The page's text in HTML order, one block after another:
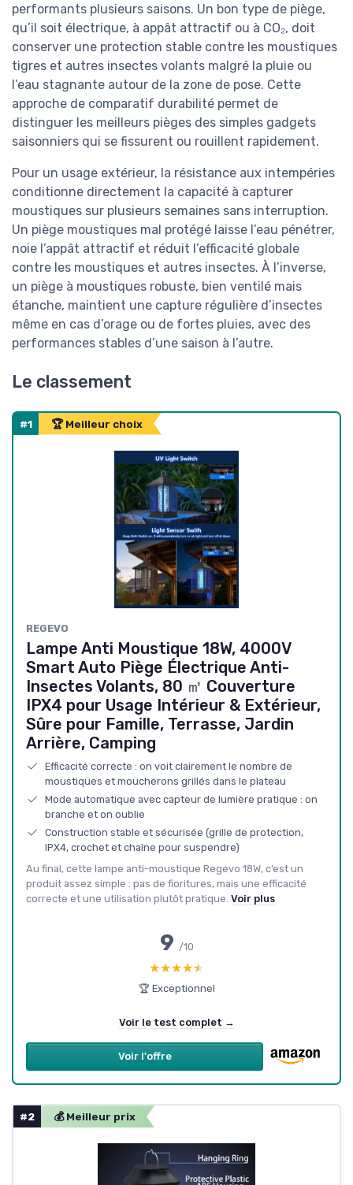
performants plusieurs saisons. Un bon type de piège,
qu’il soit électrique, à appât attractif ou à CO₂, doit
conserver une protection stable contre les moustiques
tigres et autres insectes volants malgré la pluie ou
l’eau stagnante autour de la zone de pose. Cette
approche de comparatif durabilité permet de
distinguer les meilleurs pièges des simples gadgets
saisonniers qui se fissurent ou rouillent rapidement.
Pour un usage extérieur, la résistance aux intempéries
conditionne directement la capacité à capturer
moustiques sur plusieurs semaines sans interruption.
Un piège moustiques mal protégé laisse l’eau pénétrer,
noie l’appât attractif et réduit l’efficacité globale
contre les moustiques et autres insectes. À l’inverse,
un piège à moustiques robuste, bien ventilé mais
étanche, maintient une capture régulière d’insectes
même en cas d’orage ou de fortes pluies, avec des
performances stables d’une saison à l’autre.
Le classement
#1 🏆 Meilleur choix
REGEVO
Lampe Anti Moustique 18W, 4000V
Smart Auto Piège Électrique Anti-
Insectes Volants, 80 ㎡ Couverture
IPX4 pour Usage Intérieur & Extérieur,
Sûre pour Famille, Terrasse, Jardin
Arrière, Camping
Efficacité correcte : on voit clairement le nombre de
moustiques et moucherons grillés dans le plateau
Mode automatique avec capteur de lumière pratique : on
branche et on oublie
Construction stable et sécurisée (grille de protection,
IPX4, crochet et chaîne pour suspendre)
Au final, cette lampe anti-moustique Regevo 18W, c’est un
produit assez simple : pas de fioritures, mais une efficacité
correcte et une utilisation plutôt pratique. Voir plus
9 /10
★★★★★
★★★★★
🏆 Exceptionnel
Voir le test complet →
Voir l'offre
#2 💰 Meilleur prix